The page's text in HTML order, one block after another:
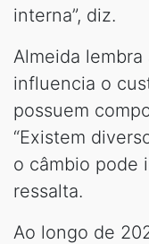
interna”, diz.
Almeida
influencia o
possuem
“Existem
o câmbio pode
ressalta.
Ao longo de